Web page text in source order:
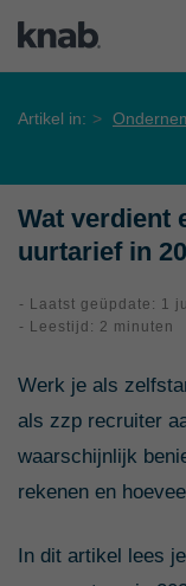
Artikel in:
Wat verdient
uurtarief in
- Laatst geüpdate: 1
- Leestijd: 2 minuten
Werk je als
als zzp recruiter
waarschijnlijk
rekenen en
In dit artikel lees